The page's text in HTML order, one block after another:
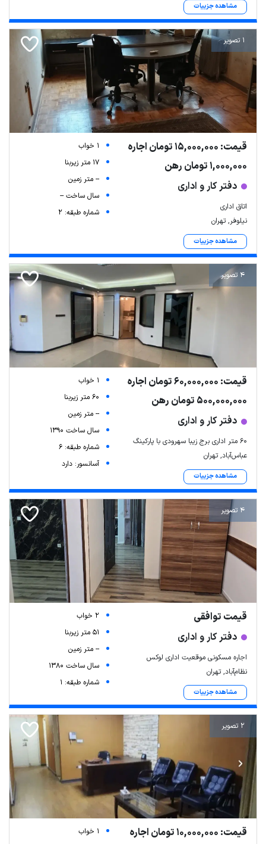
مشاهده جزییات
1 تصویر
قیمت: 15,000,000 تومان اجاره
1,000,000 تومان رهن
دفتر کار و اداری
اتاق اداری
نیلوفر, تهران
مشاهده جزییات
1 خواب
17 متر زیربنا
-- متر زمین
سال ساخت --
شماره طبقه: 2
4 تصویر
قیمت: 60,000,000 تومان اجاره
500,000,000 تومان رهن
دفتر کار و اداری
۶۰ متر اداری برج زیبا سهرودی با پارکینگ
عباس‌آباد, تهران
مشاهده جزییات
1 خواب
60 متر زیربنا
-- متر زمین
سال ساخت 1390
شماره طبقه: 6
آسانسور: دارد
4 تصویر
قیمت توافقی
دفتر کار و اداری
اجاره مسکونی موقعیت اداری لوکس
نظام‌آباد, تهران
مشاهده جزییات
2 خواب
51 متر زیربنا
-- متر زمین
سال ساخت 1380
شماره طبقه: 1
2 تصویر
قیمت: 10,000,000 تومان اجاره
1 خواب